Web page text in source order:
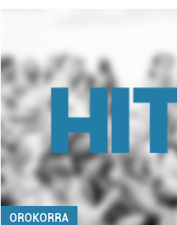
OROKORRA